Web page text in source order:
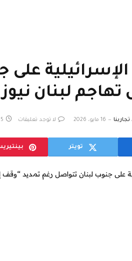
الإسرائيلية
تهاجم لبنان نيوز
16 مايو، 2026 لا توجد تعليقات 5 دقائق
تويتر